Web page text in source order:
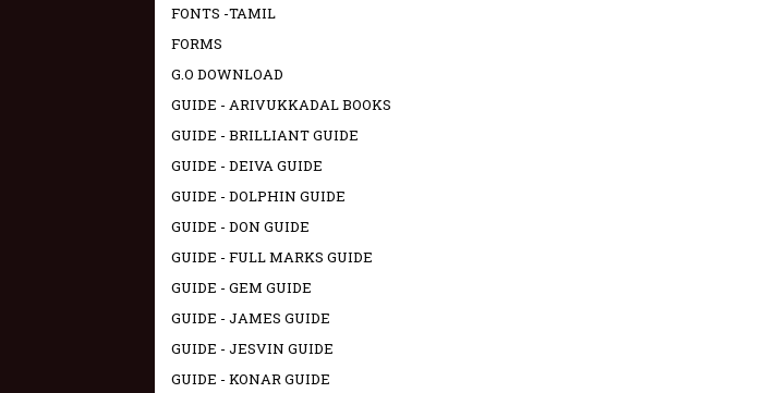
FONTS -TAMIL
FORMS
G.O DOWNLOAD
GUIDE - ARIVUKKADAL BOOKS
GUIDE - BRILLIANT GUIDE
GUIDE - DEIVA GUIDE
GUIDE - DOLPHIN GUIDE
GUIDE - DON GUIDE
GUIDE - FULL MARKS GUIDE
GUIDE - GEM GUIDE
GUIDE - JAMES GUIDE
GUIDE - JESVIN GUIDE
GUIDE - KONAR GUIDE